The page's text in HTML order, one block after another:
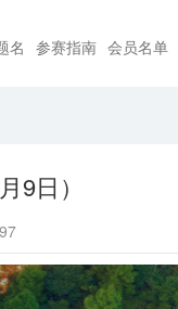
名 参赛指南 会员名单
9日）